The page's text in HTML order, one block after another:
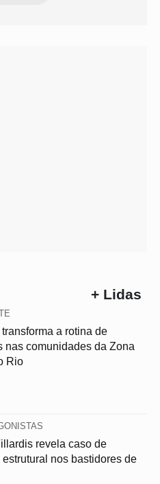
+ Lidas
a rotina de
nas comunidades da Zona
Rio
revela caso de
estrutural nos bastidores de